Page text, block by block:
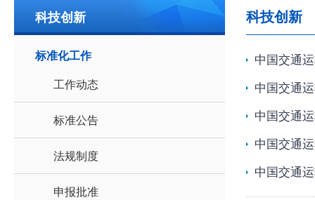
科技创新
标准化工作
工作动态
标准公告
法规制度
申报批准
科技创新
中国交通
中国交通
中国交通
中国交通
中国交通